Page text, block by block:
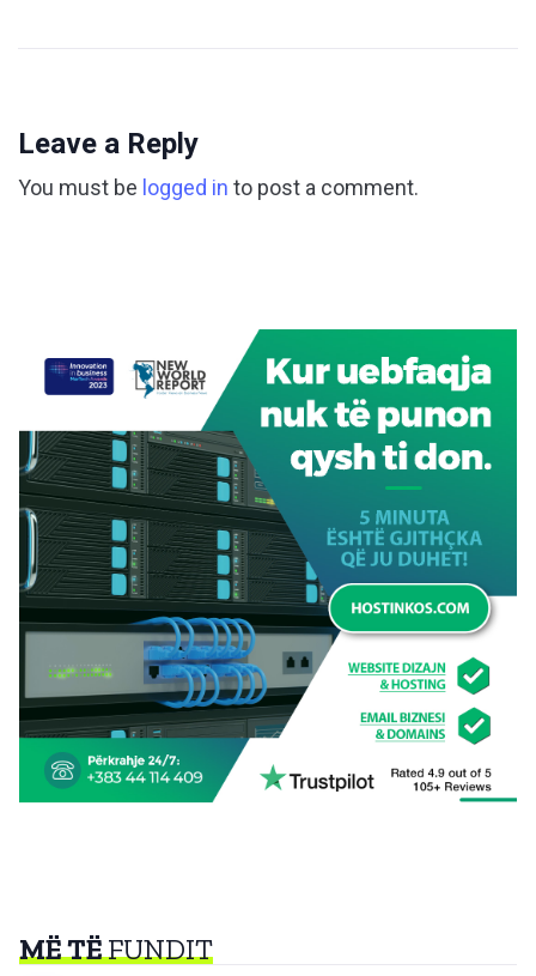
Leave a Reply
You must be logged in to post a comment.
MË TËFUNDIT